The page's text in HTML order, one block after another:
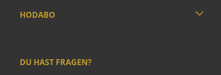
HODABO
DU HAST FRAGEN?